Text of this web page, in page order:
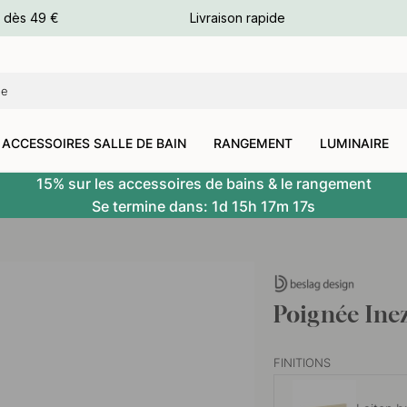
dès 49 € Livraison rapide
ACCESSOIRES SALLE DE BAIN RANGEMENT LUMINAIRE
15% sur les accessoires de bains & le rangement
Se termine dans: 1d 15h 17m 16s
Poignée
FINITIONS